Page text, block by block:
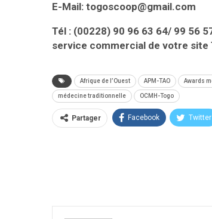
E-Mail: togoscoop@gmail.com
Tél : (00228) 90 96 63 64/ 99 56
service commercial de votre site
Afrique de l’Ouest APM-TAO Awards
médecine traditionnelle OCMH-Togo
Partager Facebook Twitter